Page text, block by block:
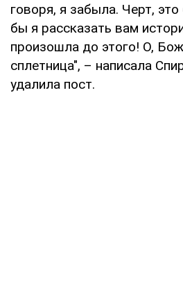
говоря, я забыла. Черт,
бы я рассказать вам
произошла до этого! О,
сплетница", – написала
удалила пост.